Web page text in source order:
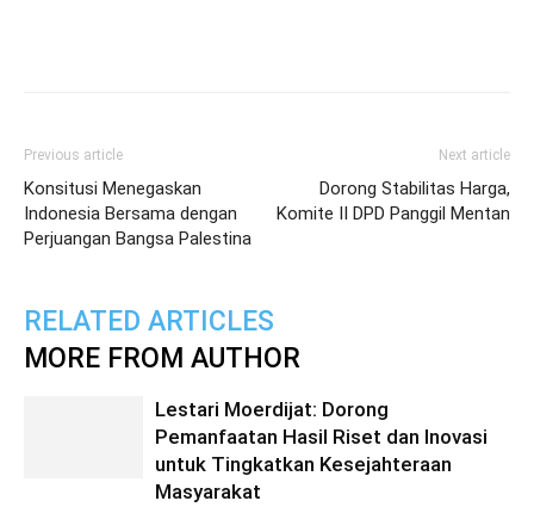
Previous article
Konsitusi Menegaskan
Indonesia Bersama dengan
Perjuangan Bangsa Palestina
Next article
Dorong Stabilitas Harga,
Komite II DPD Panggil Mentan
RELATED ARTICLES
MORE FROM AUTHOR
Lestari Moerdijat: Dorong
Pemanfaatan Hasil Riset dan Inovasi
untuk Tingkatkan Kesejahteraan
Masyarakat